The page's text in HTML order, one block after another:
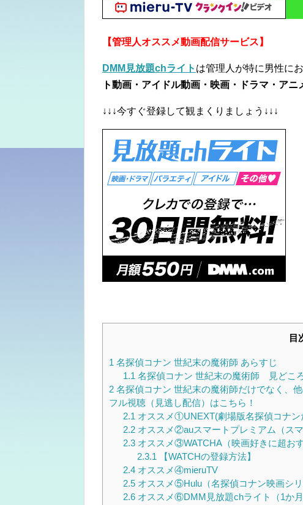
【管理人オススメ動画配信サービス】
DMM見放題chライト は管理人が特に男性に
ト動画・アイドル動画・映画・ドラマ・アニ
↓↓↓今すぐ登録して観まくりましょう↓↓↓
目
1 名探偵コナン 世紀末の魔術師 あらすじ
1.1 名探偵コナン 世紀末の魔術師 見どこ
2 名探偵コナン 世紀末の魔術師だけでなく、
フル視聴（見逃し配信）はこちら！
2.1 オススメ①UNEXT(劇場版名探偵コナ
2.2オススメ②auスマートプレミアム（スマ
2.3オススメ③WATCHA（映画好きに超お
2.3.1 【WATCHの登録方法】
2.4オススメ④mieruTV
2.5オススメ⑤Hulu（名探偵コナン映画シリ
2.6オススメ⑥DMM見放題chライト（1か